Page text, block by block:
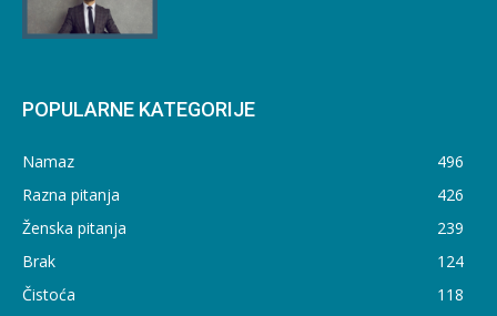
POPULARNE KATEGORIJE
Namaz
496
Razna pitanja
426
Ženska pitanja
239
Brak
124
Čistoća
118